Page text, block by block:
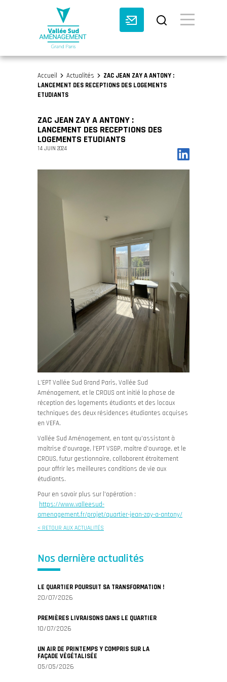
Accueil Actualités
ZAC JEAN ZAY A ANTONY :
LANCEMENT DES RECEPTIONS DES LOGEMENTS
ETUDIANTS
ZAC JEAN ZAY A ANTONY :
LANCEMENT DES RECEPTIONS DES
LOGEMENTS ETUDIANTS
14 JUIN 2024
L’EPT Vallée Sud Grand Paris, Vallée Sud
Aménagement, et le CROUS ont initié la phase de
réception des logements étudiants et des locaux
techniques des deux résidences étudiantes acquises
en VEFA.
Vallée Sud Aménagement, en tant qu’assistant à
maîtrise d’ouvrage, l’EPT VSGP, maître d’ouvrage, et le
CROUS, futur gestionnaire, collaborent étroitement
pour offrir les meilleures conditions de vie aux
étudiants.
Pour en savoir plus sur l’opération :
https://www.valleesud-
amenagement.fr/projet/quartier-jean-zay-a-antony/
< RETOUR AUX ACTUALITÉS
Nos dernière actualités
LE QUARTIER POURSUIT SA TRANSFORMATION !
20/07/2026
PREMIÈRES LIVRAISONS DANS LE QUARTIER
10/07/2026
UN AIR DE PRINTEMPS Y COMPRIS SUR LA
FAÇADE VÉGÉTALISÉE
05/05/2026